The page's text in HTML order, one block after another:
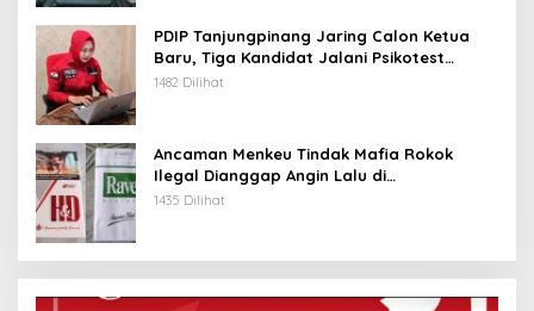
PDIP Tanjungpinang Jaring Calon Ketua
Baru, Tiga Kandidat Jalani Psikotest
Daring
1482 Dilihat
Ancaman Menkeu Tindak Mafia Rokok
Ilegal Dianggap Angin Lalu di
Tanjungpinang
1435 Dilihat